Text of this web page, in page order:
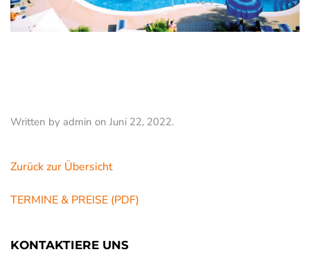
Written by admin on Juni 22, 2022.
Zurück zur Übersicht
TERMINE & PREISE (PDF)
KONTAKTIERE UNS